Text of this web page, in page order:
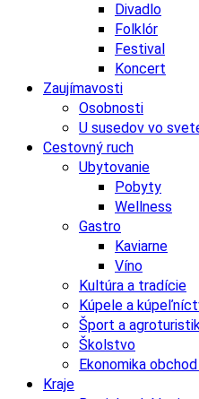
Divadlo
Folklór
Festival
Koncert
Zaujímavosti
Osobnosti
U susedov vo
Cestovný ruch
Ubytovanie
Pobyty
Wellness
Gastro
Kaviarne
Víno
Kultúra a tradície
Kúpele a
Šport a
Školstvo
Ekonomika
Kraje